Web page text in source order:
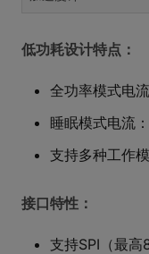
低功耗设计特点：
全功率模式电
睡眠模式电流
支持多种工作
接口特性：
支持SPI（最高